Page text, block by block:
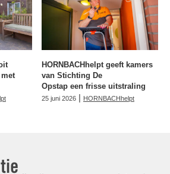
HORNBACHhelpt geeft kamers
van Stichting De
Opstap een frisse uitstraling
25 juni 2026 | HORNBACHhelpt